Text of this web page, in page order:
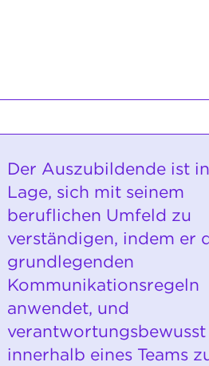
Der Auszubildende ist
Lage, sich mit seinem
beruflichen Umfeld zu
verständigen, indem er
grundlegenden
Kommunikationsregeln
anwendet, und
verantwortungsbewusst
innerhalb eines Teams